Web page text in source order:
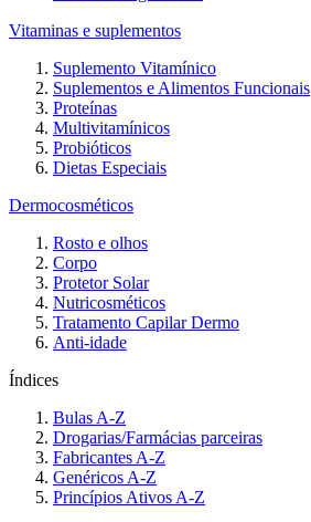
Vitaminas e suplementos
Suplemento Vitamínico
Suplementos e Alimentos Funcionais
Proteínas
Multivitamínicos
Probióticos
Dietas Especiais
Dermocosméticos
Rosto e olhos
Corpo
Protetor Solar
Nutricosméticos
Tratamento Capilar Dermo
Anti-idade
Índices
Bulas A-Z
Drogarias/Farmácias parceiras
Fabricantes A-Z
Genéricos A-Z
Princípios Ativos A-Z